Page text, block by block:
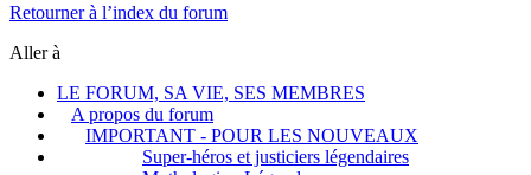
Retourner à l’index du forum
Aller à
LE FORUM, SA VIE, SES MEMBRES
A propos du forum
IMPORTANT - POUR LES NOUVEAUX
Super-héros et justiciers légendaires